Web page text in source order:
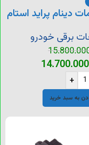
دینام پراید استام
برقی خودرو
14.700.000
+
به سبد خرید